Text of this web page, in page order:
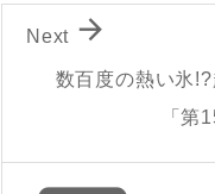
数百度の熱い氷
「第

Next